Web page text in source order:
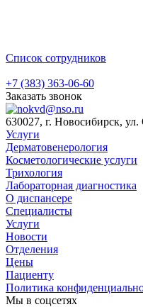
Список сотрудников
+7 (383) 363-06-60
Заказать звонок
630027, г. Новосибирск,
Услуги
Дерматовенерология
Косметологические услуги
Трихология
Лабораторная диагностика
О диспансере
Специалисты
Услуги
Новости
Отделения
Цены
Пациенту
Политика
Мы в соцсетях